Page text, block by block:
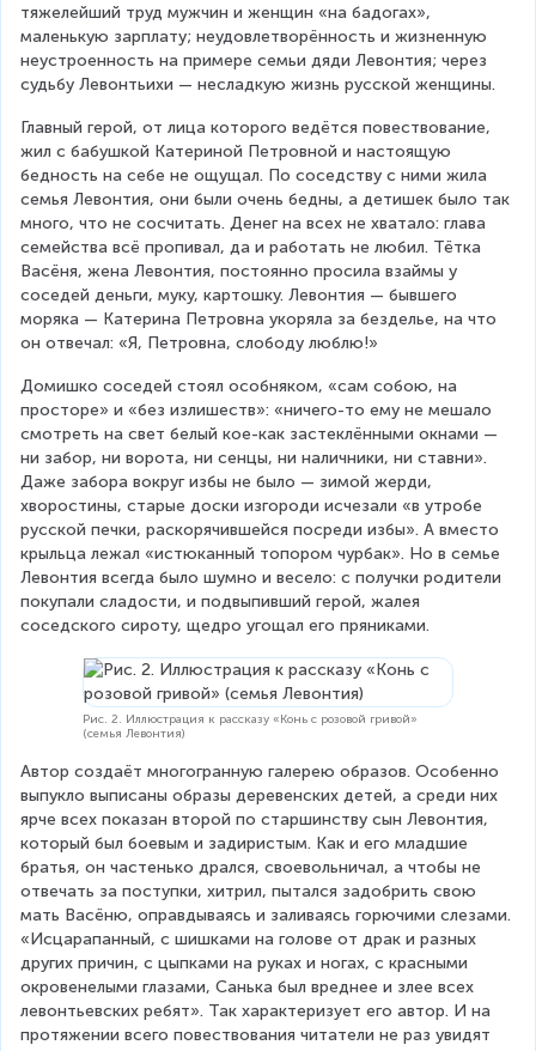
тяжелейший труд мужчин и женщин «на бадогах»,
маленькую зарплату; неудовлетворённость и жизненную
неустроенность на примере семьи дяди Левонтия; через
судьбу Левонтьихи — несладкую жизнь русской женщины.
Главный герой, от лица которого ведётся повествование,
жил с бабушкой Катериной Петровной и настоящую
бедность на себе не ощущал. По соседству с ними жила
семья Левонтия, они были очень бедны, а детишек было так
много, что не сосчитать. Денег на всех не хватало: глава
семейства всё пропивал, да и работать не любил. Тётка
Васёня, жена Левонтия, постоянно просила взаймы у
соседей деньги, муку, картошку. Левонтия — бывшего
моряка — Катерина Петровна укоряла за безделье, на что
он отвечал: «Я, Петровна, слободу люблю!»
Домишко соседей стоял особняком, «сам собою, на
просторе» и «без излишеств»: «ничего-то ему не мешало
смотреть на свет белый кое-как застеклёнными окнами —
ни забор, ни ворота, ни сенцы, ни наличники, ни ставни».
Даже забора вокруг избы не было — зимой жерди,
хворостины, старые доски изгороди исчезали «в утробе
русской печки, раскорячившейся посреди избы». А вместо
крыльца лежал «истюканный топором чурбак». Но в семье
Левонтия всегда было шумно и весело: с получки родители
покупали сладости, и подвыпивший герой, жалея
соседского сироту, щедро угощал его пряниками.
Рис. 2. Иллюстрация к рассказу «Конь с розовой гривой»
(семья Левонтия)
Автор создаёт многогранную галерею образов. Особенно
выпукло выписаны образы деревенских детей, а среди них
ярче всех показан второй по старшинству сын Левонтия,
который был боевым и задиристым. Как и его младшие
братья, он частенько дрался, своевольничал, а чтобы не
отвечать за поступки, хитрил, пытался задобрить свою
мать Васёню, оправдываясь и заливаясь горючими слезами.
«Исцарапанный, с шишками на голове от драк и разных
других причин, с цыпками на руках и ногах, с красными
окровенелыми глазами, Санька был вреднее и злее всех
левонтьевских ребят». Так характеризует его автор. И на
протяжении всего повествования читатели не раз увидят